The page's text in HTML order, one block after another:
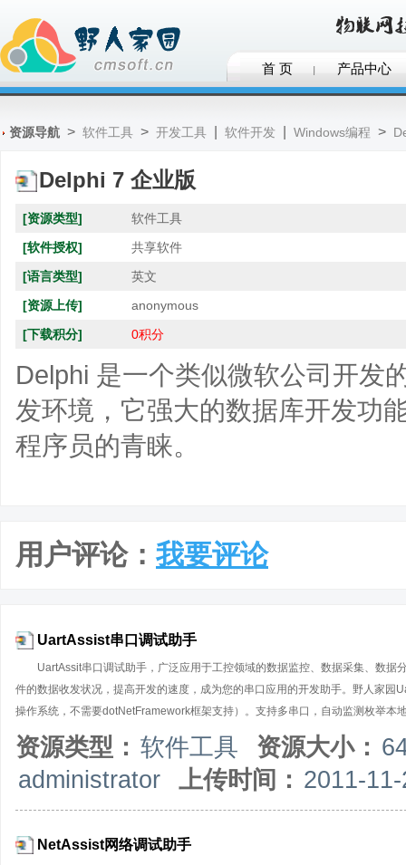
首 页 产品中心
资源导航 > 软件工具 > 开发工具 软件开发 Windows编程 >
Delphi 7 企业版
[资源类型]
软件工具
[软件授权]
共享软件
[语言类型]
英文
[资源上传]
anonymous
[下载积分]
0积分
Delphi 是一个类似微软公司开发
发环境，它强大的数据库开发功
程序员的青睐。
用户评论： 我要评论
UartAssist串口调试助手
UartAssit串口调试助手，广泛应用于工控领域的数据监控、数据采集、数
件的数据收发状况，提高开发的速度，成为您的串口应用的开发助手。野人家
操作系统，不需要dotNetFramework框架支持）。支持多串口，自动监测枚举
非标准波特率）；支持各种软/硬件流控设置；支持对串口DCD、DTR、DSR、
的数据可以在16进制和AscII码之间任意转换；可以自动发送校验位，支持多种
规则，实现指令自动应答/回复功能；支持间隔发送，循环发送，批处理发送，
资源类型： 软件工具 资源大小：
administrator
上传时间： 2011-
NetAssist网络调试助手